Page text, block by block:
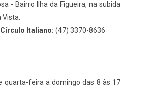
- Bairro Ilha da Figueira, na subida
Italiano: (47) 3370-8636
quarta-feira a domingo das 8 às 17